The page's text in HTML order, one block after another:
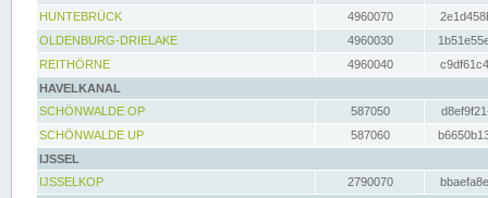
HUNTEBRÜCK
4960070
OLDENBURG-DRIELAKE
4960030
REITHÖRNE
4960040
HAVELKANAL
SCHÖNWALDE OP
587050
SCHÖNWALDE UP
587060
IJSSEL
IJSSELKOP
2790070